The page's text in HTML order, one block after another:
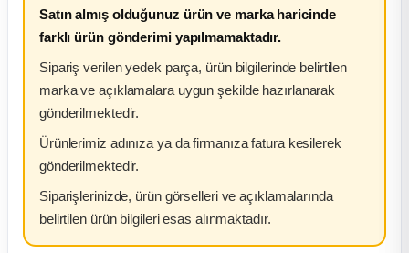
Satın almış olduğunuz ürün ve marka haricinde
farklı ürün gönderimi yapılmamaktadır.
Sipariş verilen yedek parça, ürün bilgilerinde belirtilen
marka ve açıklamalara uygun şekilde hazırlanarak
gönderilmektedir.
Ürünlerimiz adınıza ya da firmanıza fatura kesilerek
gönderilmektedir.
Siparişlerinizde, ürün görselleri ve açıklamalarında
belirtilen ürün bilgileri esas alınmaktadır.